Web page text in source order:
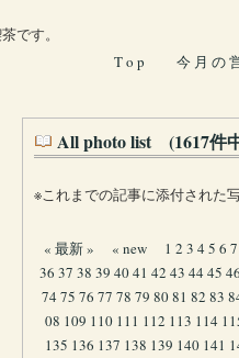
です。
T o p
今 月 の
All photo list (1617件
※これまでの記事に添付された
« 最新 » « new 1 2 3 4 5 6 7
36 37 38 39 4041 42 43 44 45
74 75 76 77 78 79 8081 82 83
08 109 110 111 112 113 114
135 136 137 138 139 140 141